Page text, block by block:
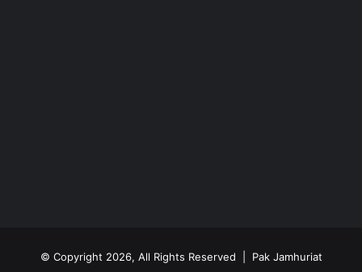
© Copyright 2026, All Rights Reserved | Pak Jamhuriat